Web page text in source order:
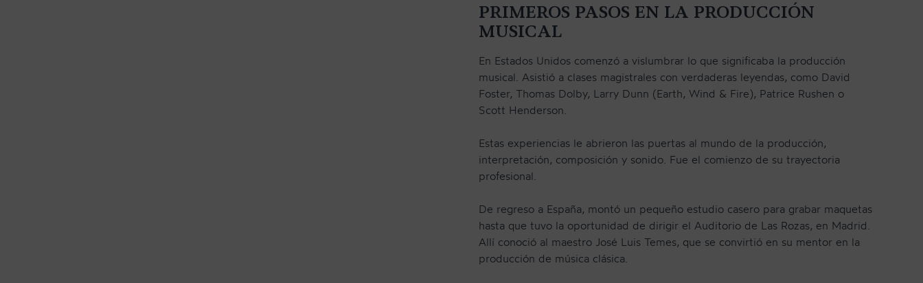
PRIMEROS PASOS EN LA PRODUCCIÓN
MUSICAL
En Estados Unidos comenzó a vislumbrar lo que significaba la producción
musical. Asistió a clases magistrales con verdaderas leyendas, como David
Foster, Thomas Dolby, Larry Dunn (Earth, Wind & Fire), Patrice Rushen o
Scott Henderson.
Estas experiencias le abrieron las puertas al mundo de la producción,
interpretación, composición y sonido. Fue el comienzo de su trayectoria
profesional.
De regreso a España, montó un pequeño estudio casero para grabar maquetas
hasta que tuvo la oportunidad de dirigir el Auditorio de Las Rozas, en Madrid.
Allí conoció al maestro José Luis Temes, que se convirtió en su mentor en la
producción de música clásica.